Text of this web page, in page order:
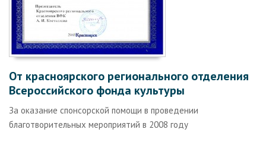
От красноярского регионального отделения
Всероссийского фонда культуры
За оказание спонсорской помощи в проведении
благотворительных мероприятий в 2008 году